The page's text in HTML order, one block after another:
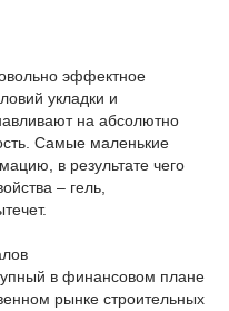
эффектное
укладки и
на абсолютно
Самые маленькие
в результате чего
– гель,
в финансовом плане
рынке строительных